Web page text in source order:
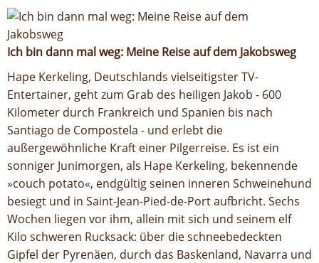
Ich bin dann mal weg: Meine Reise auf dem Jakobsweg
Hape Kerkeling, Deutschlands vielseitigster TV-
Entertainer, geht zum Grab des heiligen Jakob - 600
Kilometer durch Frankreich und Spanien bis nach
Santiago de Compostela - und erlebt die
außergewöhnliche Kraft einer Pilgerreise. Es ist ein
sonniger Junimorgen, als Hape Kerkeling, bekennende
»couch potato«, endgültig seinen inneren Schweinehund
besiegt und in Saint-Jean-Pied-de-Port aufbricht. Sechs
Wochen liegen vor ihm, allein mit sich und seinem elf
Kilo schweren Rucksack: über die schneebedeckten
Gipfel der Pyrenäen, durch das Baskenland, Navarra und